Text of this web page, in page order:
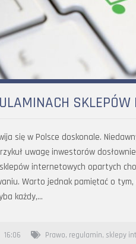
SKLEPÓW
się w Polsce doskonale.
uwagę inwestorów
internetowych opartych
Warto jednak pamiętać o
każdy,…
16:06 Prawo, regulamin, sklepy